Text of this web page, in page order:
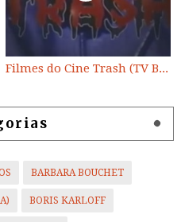
Filmes do Cine Trash (TV BAND)
BARBARA BOUCHET
BORIS KARLOFF